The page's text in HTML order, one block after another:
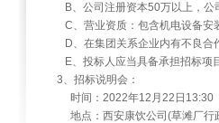
B、公司注册资本50万以上，
C、营业资质：包含机电设备安
D、在集团关系企业内有不良合
E、投标人应当具备承担招标项
3、招标说明会：
时间：2022年12月22日13:30
地点：西安康饮公司(草滩厂行